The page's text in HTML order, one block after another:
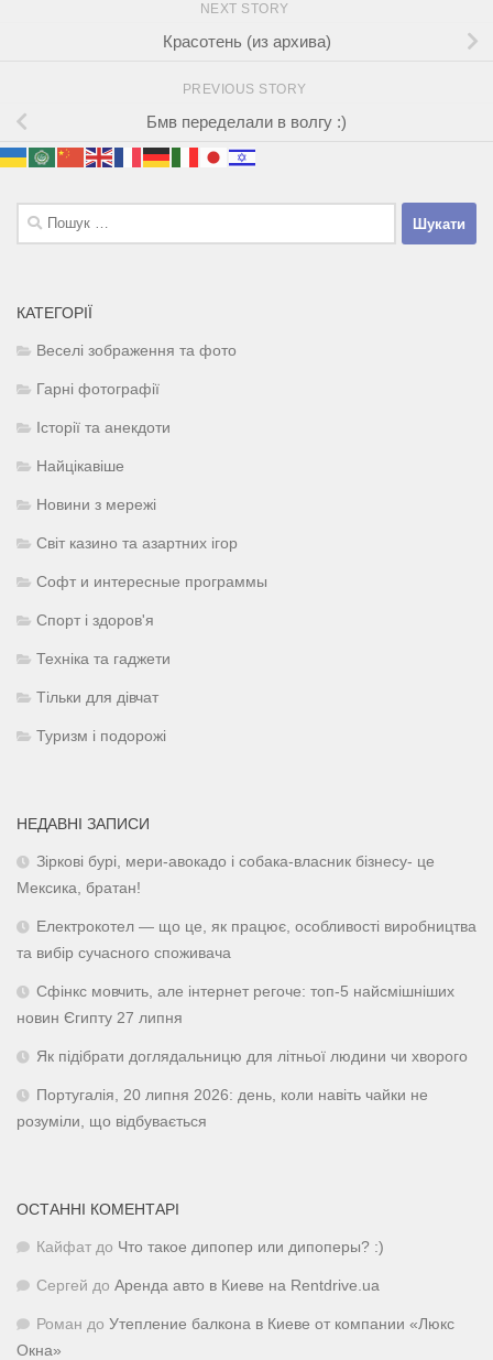
NEXT STORY
Красотень (из архива)
PREVIOUS STORY
Бмв переделали в волгу :)
Пошук:
КАТЕГОРІЇ
Веселі зображення та фото
Гарні фотографії
Історії та анекдоти
Найцікавіше
Новини з мережі
Світ казино та азартних ігор
Софт и интересные программы
Спорт і здоров'я
Техніка та гаджети
Тільки для дівчат
Туризм і подорожі
НЕДАВНІ ЗАПИСИ
Зіркові бурі, мери-авокадо і собака-власник бізнесу- це
Мексика, братан!
Електрокотел — що це, як працює, особливості виробництва
та вибір сучасного споживача
Сфінкс мовчить, але інтернет регоче: топ-5 найсмішніших
новин Єгипту 27 липня
Як підібрати доглядальницю для літньої людини чи хворого
Португалія, 20 липня 2026: день, коли навіть чайки не
розуміли, що відбувається
ОСТАННІ КОМЕНТАРІ
Кайфат до Что такое дипопер или дипоперы? :)
Сергей до Аренда авто в Киеве на Rentdrive.ua
Роман до Утепление балкона в Киеве от компании «Люкс
Окна»